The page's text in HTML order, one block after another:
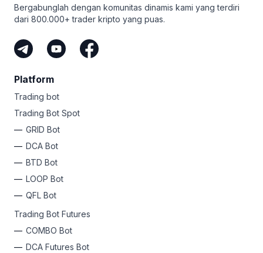
Bergabunglah dengan komunitas dinamis kami yang terdiri
dari 800.000+ trader kripto yang puas.
Platform
Trading bot
Trading Bot Spot
GRID Bot
DCA Bot
BTD Bot
LOOP Bot
QFL Bot
Trading Bot Futures
COMBO Bot
DCA Futures Bot